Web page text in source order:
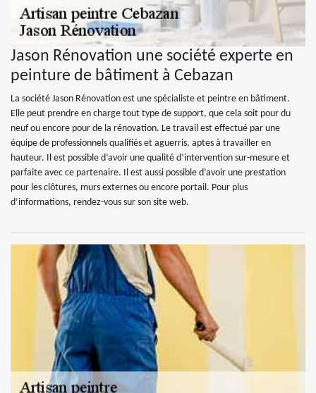
Jason Rénovation une société experte en
peinture de bâtiment à Cebazan
La société Jason Rénovation est une spécialiste et peintre en bâtiment.
Elle peut prendre en charge tout type de support, que cela soit pour du
neuf ou encore pour de la rénovation. Le travail est effectué par une
équipe de professionnels qualifiés et aguerris, aptes à travailler en
hauteur. Il est possible d’avoir une qualité d’intervention sur-mesure et
parfaite avec ce partenaire. Il est aussi possible d’avoir une prestation
pour les clôtures, murs externes ou encore portail. Pour plus
d’informations, rendez-vous sur son site web.